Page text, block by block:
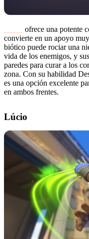
ofrece una potente
convierte en un apoyo
biótico puede rociar una
vida de los enemigos, y
paredes para curar a los
zona. Con su habilidad
es una opción excelente
en ambos frentes.
Lúcio